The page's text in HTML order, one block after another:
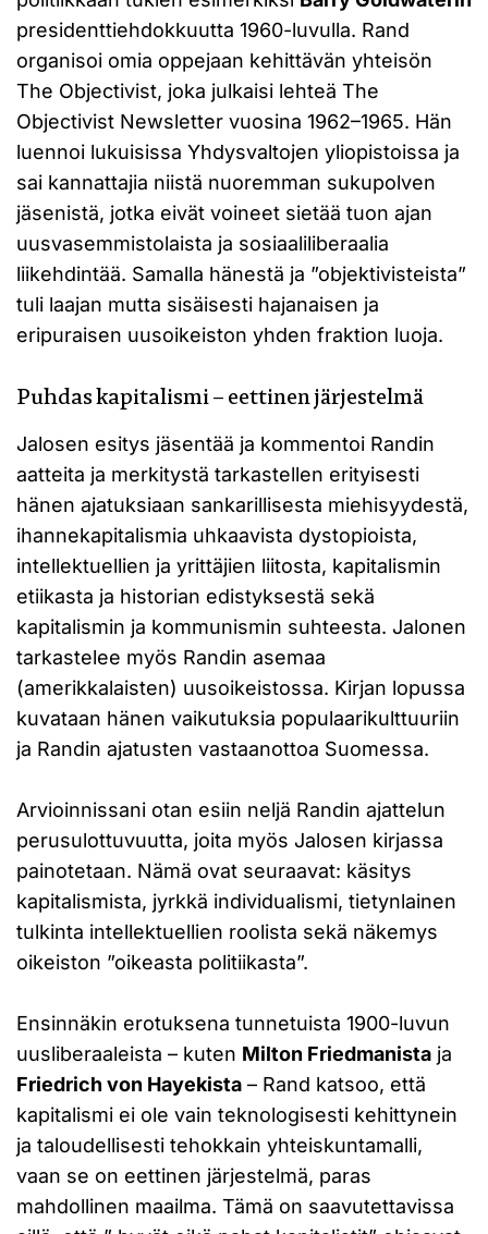
presidenttiehdokkuutta 1960-luvulla. Rand
organisoi omia oppejaan kehittävän yhteisön
The Objectivist, joka julkaisi lehteä The
Objectivist Newsletter vuosina 1962–1965. Hän
luennoi lukuisissa Yhdysvaltojen yliopistoissa ja
sai kannattajia niistä nuoremman sukupolven
jäsenistä, jotka eivät voineet sietää tuon ajan
uusvasemmistolaista ja sosiaaliliberaalia
liikehdintää. Samalla hänestä ja ”objektivisteista”
tuli laajan mutta sisäisesti hajanaisen ja
eripuraisen uusoikeiston yhden fraktion luoja.
Puhdas kapitalismi – eettinen järjestelmä
Jalosen esitys jäsentää ja kommentoi Randin
aatteita ja merkitystä tarkastellen erityisesti
hänen ajatuksiaan sankarillisesta miehisyydestä,
ihannekapitalismia uhkaavista dystopioista,
intellektuellien ja yrittäjien liitosta, kapitalismin
etiikasta ja historian edistyksestä sekä
kapitalismin ja kommunismin suhteesta. Jalonen
tarkastelee myös Randin asemaa
(amerikkalaisten) uusoikeistossa. Kirjan lopussa
kuvataan hänen vaikutuksia populaarikulttuuriin
ja Randin ajatusten vastaanottoa Suomessa.
Arvioinnissani otan esiin neljä Randin ajattelun
perusulottuvuutta, joita myös Jalosen kirjassa
painotetaan. Nämä ovat seuraavat: käsitys
kapitalismista, jyrkkä individualismi, tietynlainen
tulkinta intellektuellien roolista sekä näkemys
oikeiston ”oikeasta politiikasta”.
Ensinnäkin erotuksena tunnetuista 1900-luvun
uusliberaaleista – kuten Milton Friedmanista ja
Friedrich von Hayekista – Rand katsoo, että
kapitalismi ei ole vain teknologisesti kehittynein
ja taloudellisesti tehokkain yhteiskuntamalli,
vaan se on eettinen järjestelmä, paras
mahdollinen maailma. Tämä on saavutettavissa